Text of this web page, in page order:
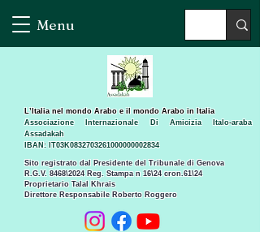
Menu
Sito registrato dal Presidente del Tribunale di Genova
R.G.V. 8468\2024 Reg. Stampa n 16\24 cron.61\24 ​
Proprietario Talal Khrais
Direttore Responsabile Roberto Roggero
L’Italia nel mondo Arabo e il mondo Arabo in Italia
Associazione Internazionale Di Amicizia Italo-araba
Assadakah
IBAN: IT03K0832703261000000002834